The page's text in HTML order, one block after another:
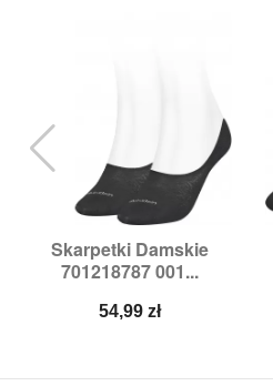
Skarpetki Damskie
701218787 001...
Cena
54,99 zł